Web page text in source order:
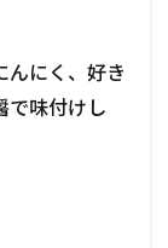
んにく、好き
で味付けし